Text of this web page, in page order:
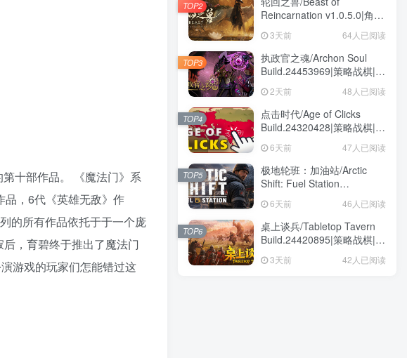
十部作品。 《魔法门》系
品，6代《英雄无敌》作
的所有作品依托于于一个庞
，育碧终于推出了魔法门
游戏的玩家们怎能错过这
Reincarnation v1.0.5.0|角色
色中文版
3天前 64人已阅读
TOP2
执政官之魂/Archon Soul
Build.24453969|策略战棋|容
量3GB|免安装绿色中文版
2天前 48人已阅读
TOP3
点击时代/Age of Clicks
Build.24320428|策略战棋|容
量595MB|免安装绿色中文版
6天前 47人已阅读
TOP4
极地轮班：加油站/Arctic
Shift: Fuel Station
Build.24404863|模拟经营|容
量8GB|免安装绿色中文版
6天前 46人已阅读
TOP5
桌上谈兵/Tabletop Tavern
Build.24420895|策略战棋|容
量5.9GB|免安装绿色中文版
3天前 42人已阅读
TOP6
Reincarnation v1.0.5.0|角色
色中文版
3天前 64人已阅读
TOP2
执政官之魂/Archon Soul
Build.24453969|策略战棋|容
量3GB|免安装绿色中文版
2天前 48人已阅读
TOP3
点击时代/Age of Clicks
Build.24320428|策略战棋|容
量595MB|免安装绿色中文版
6天前 47人已阅读
TOP4
极地轮班：加油站/Arctic
Shift: Fuel Station
Build.24404863|模拟经营|容
量8GB|免安装绿色中文版
6天前 46人已阅读
TOP5
桌上谈兵/Tabletop Tavern
Build.24420895|策略战棋|容
量5.9GB|免安装绿色中文版
3天前 42人已阅读
TOP6